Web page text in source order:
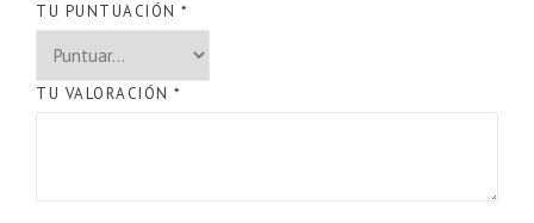
TU PUNTUACIÓN *
TU VALORACIÓN *